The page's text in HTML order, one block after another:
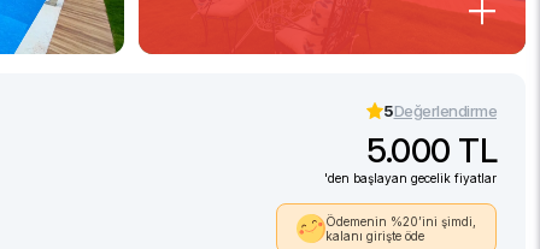
5Değerlendirme
5.000 TL
'den başlayan gecelik fiyatlar
Ödemenin %20’ini şimdi,
kalanı girişte öde